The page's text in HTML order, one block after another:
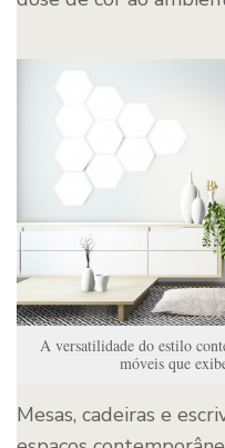
A versatilidade do estilo
móveis que
Mesas, cadeiras e